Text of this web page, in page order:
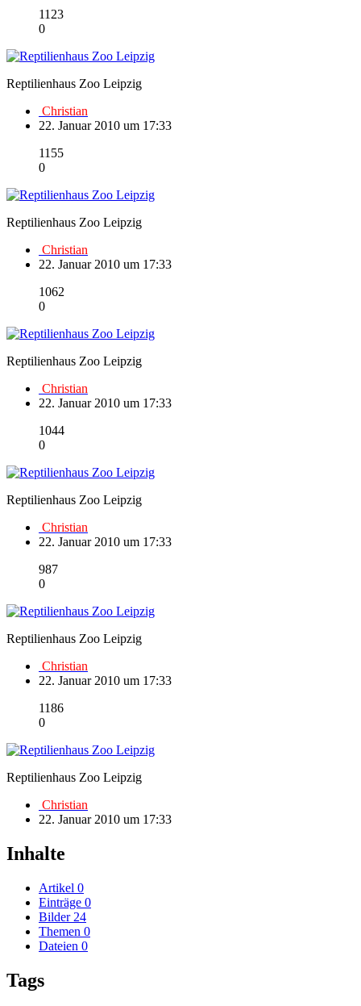
1123
0
Reptilienhaus Zoo Leipzig
Christian
22. Januar 2010 um 17:33
1155
0
Reptilienhaus Zoo Leipzig
Christian
22. Januar 2010 um 17:33
1062
0
Reptilienhaus Zoo Leipzig
Christian
22. Januar 2010 um 17:33
1044
0
Reptilienhaus Zoo Leipzig
Christian
22. Januar 2010 um 17:33
987
0
Reptilienhaus Zoo Leipzig
Christian
22. Januar 2010 um 17:33
1186
0
Reptilienhaus Zoo Leipzig
Christian
22. Januar 2010 um 17:33
Inhalte
Artikel 0
Einträge 0
Bilder 24
Themen 0
Dateien 0
Tags